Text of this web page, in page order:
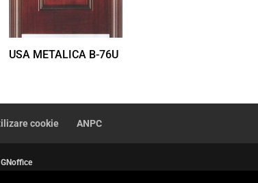
USA METALICA B-76U
cookie ANPC